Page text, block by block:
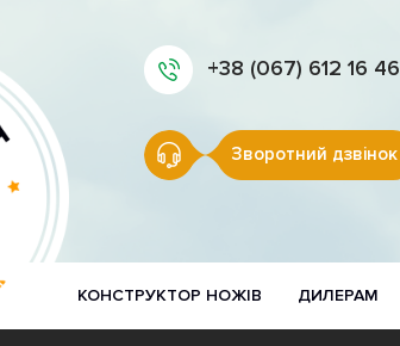
+38 (067) 612 16 46
Зворотний дзвінок
КОНСТРУКТОР НОЖІВ ДИЛЕРАМ